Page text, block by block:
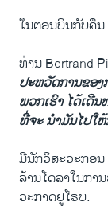
ໃນ​ຕອນ​ບິນກັບຄືນ
ທ່ານ Bertrand
ປະຫວັດການ​ຂອງ​
ພວກ​ເຮົາ ​ໄດ້​ເດີ
ທີ່​ຈະ ນຳ​ມັນ​ໄປ​ໃ
ມີ​ນັກ​ວິສະວະກອນ
ລ້ານ​ໂດ​ລາ​ໃນ​ກາ
ວະ​ກາດຢູ​ໂຣບ.